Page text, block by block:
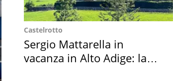
Castelrotto
Sergio Mattarella in
vacanza in Alto Adige: la